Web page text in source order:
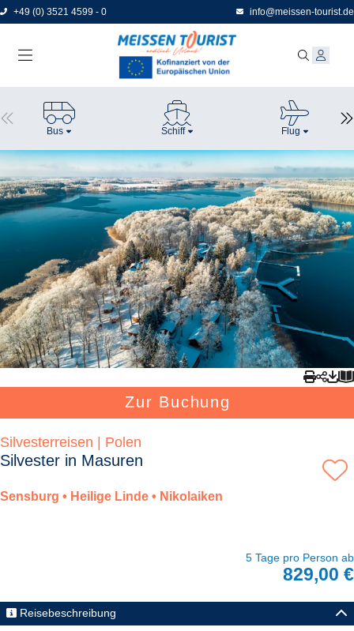
Direkt
zum
+49 (0) 3521 4599 - 0 info@meissen-tourist.de
Bus Schiff Flug
Zur Buchung
Silvesterreisen | Polen
Silvester in Masuren
Sensburg • Heilige Linde • Nikolaiken
5 Tage pro Person ab
829,00 €
Reisebeschreibung